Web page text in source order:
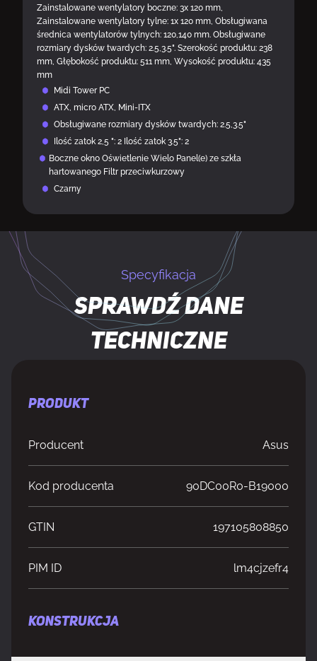
Zainstalowane wentylatory boczne: 3x 120 mm,
Zainstalowane wentylatory tylne: 1x 120 mm, Obsługiwana
średnica wentylatorów tylnych: 120,140 mm. Obsługiwane
rozmiary dysków twardych: 2.5,3.5". Szerokość produktu: 238
mm, Głębokość produktu: 511 mm, Wysokość produktu: 435
mm
Midi Tower PC
ATX, micro ATX, Mini-ITX
Obsługiwane rozmiary dysków twardych: 2.5,3.5"
Ilość zatok 2,5 ": 2 Ilość zatok 3.5": 2
Boczne okno Oświetlenie Wielo Panel(e) ze szkła
hartowanego Filtr przeciwkurzowy
Czarny
Specyfikacja
Sprawdź dane
techniczne
PRODUKT
Producent Asus
Kod producenta 90DC00R0-B19000
GTIN 197105808850
PIM ID lm4cjzefr4
KONSTRUKCJA